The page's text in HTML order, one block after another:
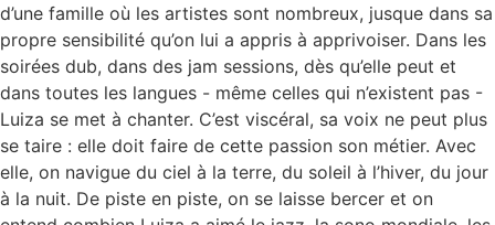
d’une famille où les artistes sont nombreux, jusque dans sa
propre sensibilité qu’on lui a appris à apprivoiser. Dans les
soirées dub, dans des jam sessions, dès qu’elle peut et
dans toutes les langues - même celles qui n’existent pas -
Luiza se met à chanter. C’est viscéral, sa voix ne peut plus
se taire : elle doit faire de cette passion son métier. Avec
elle, on navigue du ciel à la terre, du soleil à l’hiver, du jour
à la nuit. De piste en piste, on se laisse bercer et on